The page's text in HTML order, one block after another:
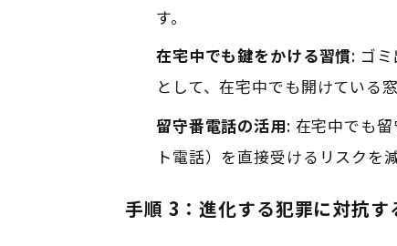
す。
在宅中でも鍵をかける習慣: ゴ
として、在宅中でも開けている
留守番電話の活用: 在宅中でも
ト電話）を直接受けるリスクを
手順 3：進化する犯罪に対抗